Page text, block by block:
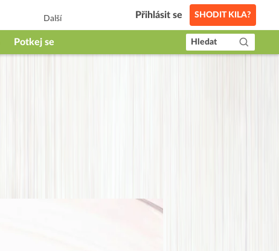
Další Přihlásit se SHODIT KILA?
Potkej se Hledat